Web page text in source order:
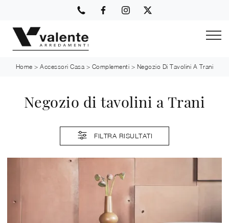
Home >Accessori Casa > Complementi > Negozio Di Tavolini A Trani
Negozio di tavolini a Trani
FILTRA RISULTATI